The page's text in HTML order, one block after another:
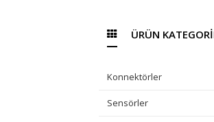
ÜRÜN
Konnektörler
Sensörler